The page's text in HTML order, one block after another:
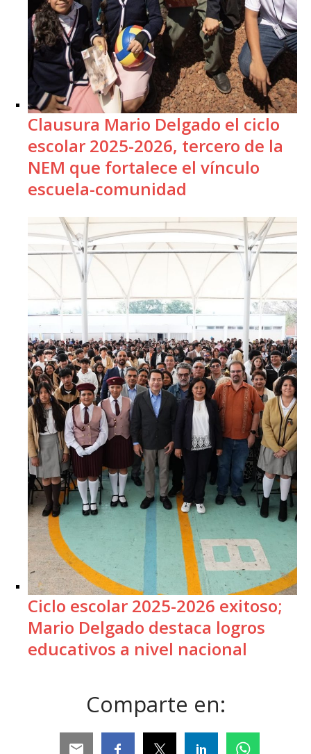
Clausura Mario Delgado el ciclo
escolar 2025-2026, tercero de la
NEM que fortalece el vínculo
escuela-comunidad
Ciclo escolar 2025-2026 exitoso;
Mario Delgado destaca logros
educativos a nivel nacional
Comparte en: